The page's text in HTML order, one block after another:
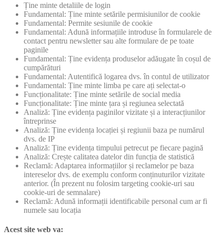
Ține minte detaliile de login
Fundamental: Ține minte setările permisiunilor de cookie
Fundamental: Permite sesiunile de cookie
Fundamental: Adună informațiile introduse în formularele de
contact pentru newsletter sau alte formulare de pe toate
paginile
Fundamental: Ține evidența produselor adăugate în coșul de
cumpărături
Fundamental: Autentifică logarea dvs. în contul de utilizator
Fundamental: Ține minte limba pe care ați selectat-o
Funcționalitate: Ține minte setările de social media
Funcționalitate: Ține minte țara și regiunea selectată
Analiză: Ține evidența paginilor vizitate și a interacțiunilor
întreprinse
Analiză: Ține evidența locației și regiunii baza pe numărul
dvs. de IP
Analiză: Ține evidența timpului petrecut pe fiecare pagină
Analiză: Crește calitatea datelor din funcția de statistică
Reclamă: Adaptarea informațiilor și reclamelor pe baza
intereselor dvs. de exemplu conform conținuturilor vizitate
anterior. (În prezent nu folosim targeting cookie-uri sau
cookie-uri de semnalare)
Reclamă: Adună informații identificabile personal cum ar fi
numele sau locația
Acest site web va: